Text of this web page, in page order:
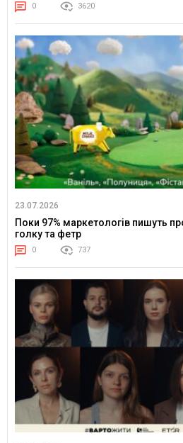
0 3620
23.07.2026
Поки 97% маркетологів пишуть
голку та фетр
0 737